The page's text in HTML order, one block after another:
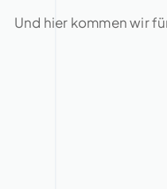
Und hier kommen wir